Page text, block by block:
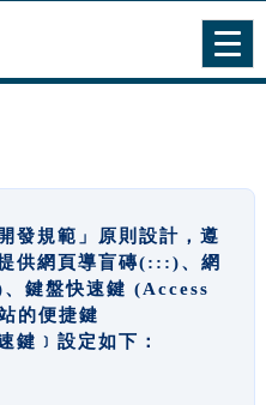
發規範」原則設計，遵
供網頁導盲磚(:::)、網
鍵盤快速鍵 (Access
的便捷鍵
鍵﹞設定如下：